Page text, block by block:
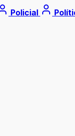
Policial